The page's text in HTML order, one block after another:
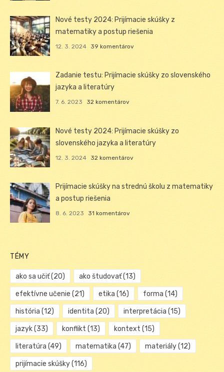
Nové testy 2024: Prijímacie skúšky z
matematiky a postup riešenia
12. 3. 2024 39 komentárov
Zadanie testu: Prijímacie skúšky zo slovenského
jazyka a literatúry
7. 6. 2023 32 komentárov
Nové testy 2024: Prijímacie skúšky zo
slovenského jazyka a literatúry
12. 3. 2024 32 komentárov
Prijímacie skúšky na strednú školu z matematiky
a postup riešenia
8. 6. 2023 31 komentárov
TÉMY
ako sa učiť(20) ako študovať(13)
efektívne učenie (21) etika (16) forma (14)
história (12) identita (20) interpretácia (15)
jazyk(33) konflikt (13) kontext (15)
literatúra (49) matematika (47) materiály(12)
prijímacie skúšky(116)